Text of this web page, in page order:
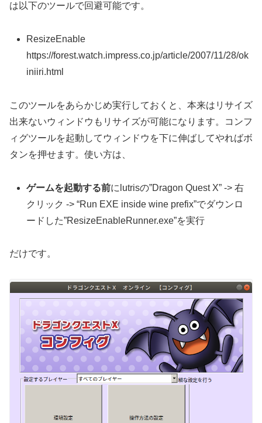
は以下のツールで回避可能です。
ResizeEnable
https://forest.watch.impress.co.jp/article/2007/11/28/ok
iniiri.html
このツールをあらかじめ実行しておくと、本来はリサイズ
出来ないウィンドウもリサイズが可能になります。コンフ
ィグツールを起動してウィンドウを下に伸ばしてやればボ
タンを押せます。使い方は、
ゲームを起動する前にlutrisの”Dragon Quest X” -> 右
クリック -> “Run EXE inside wine prefix”でダウンロ
ードした”ResizeEnableRunner.exe”を実行
だけです。